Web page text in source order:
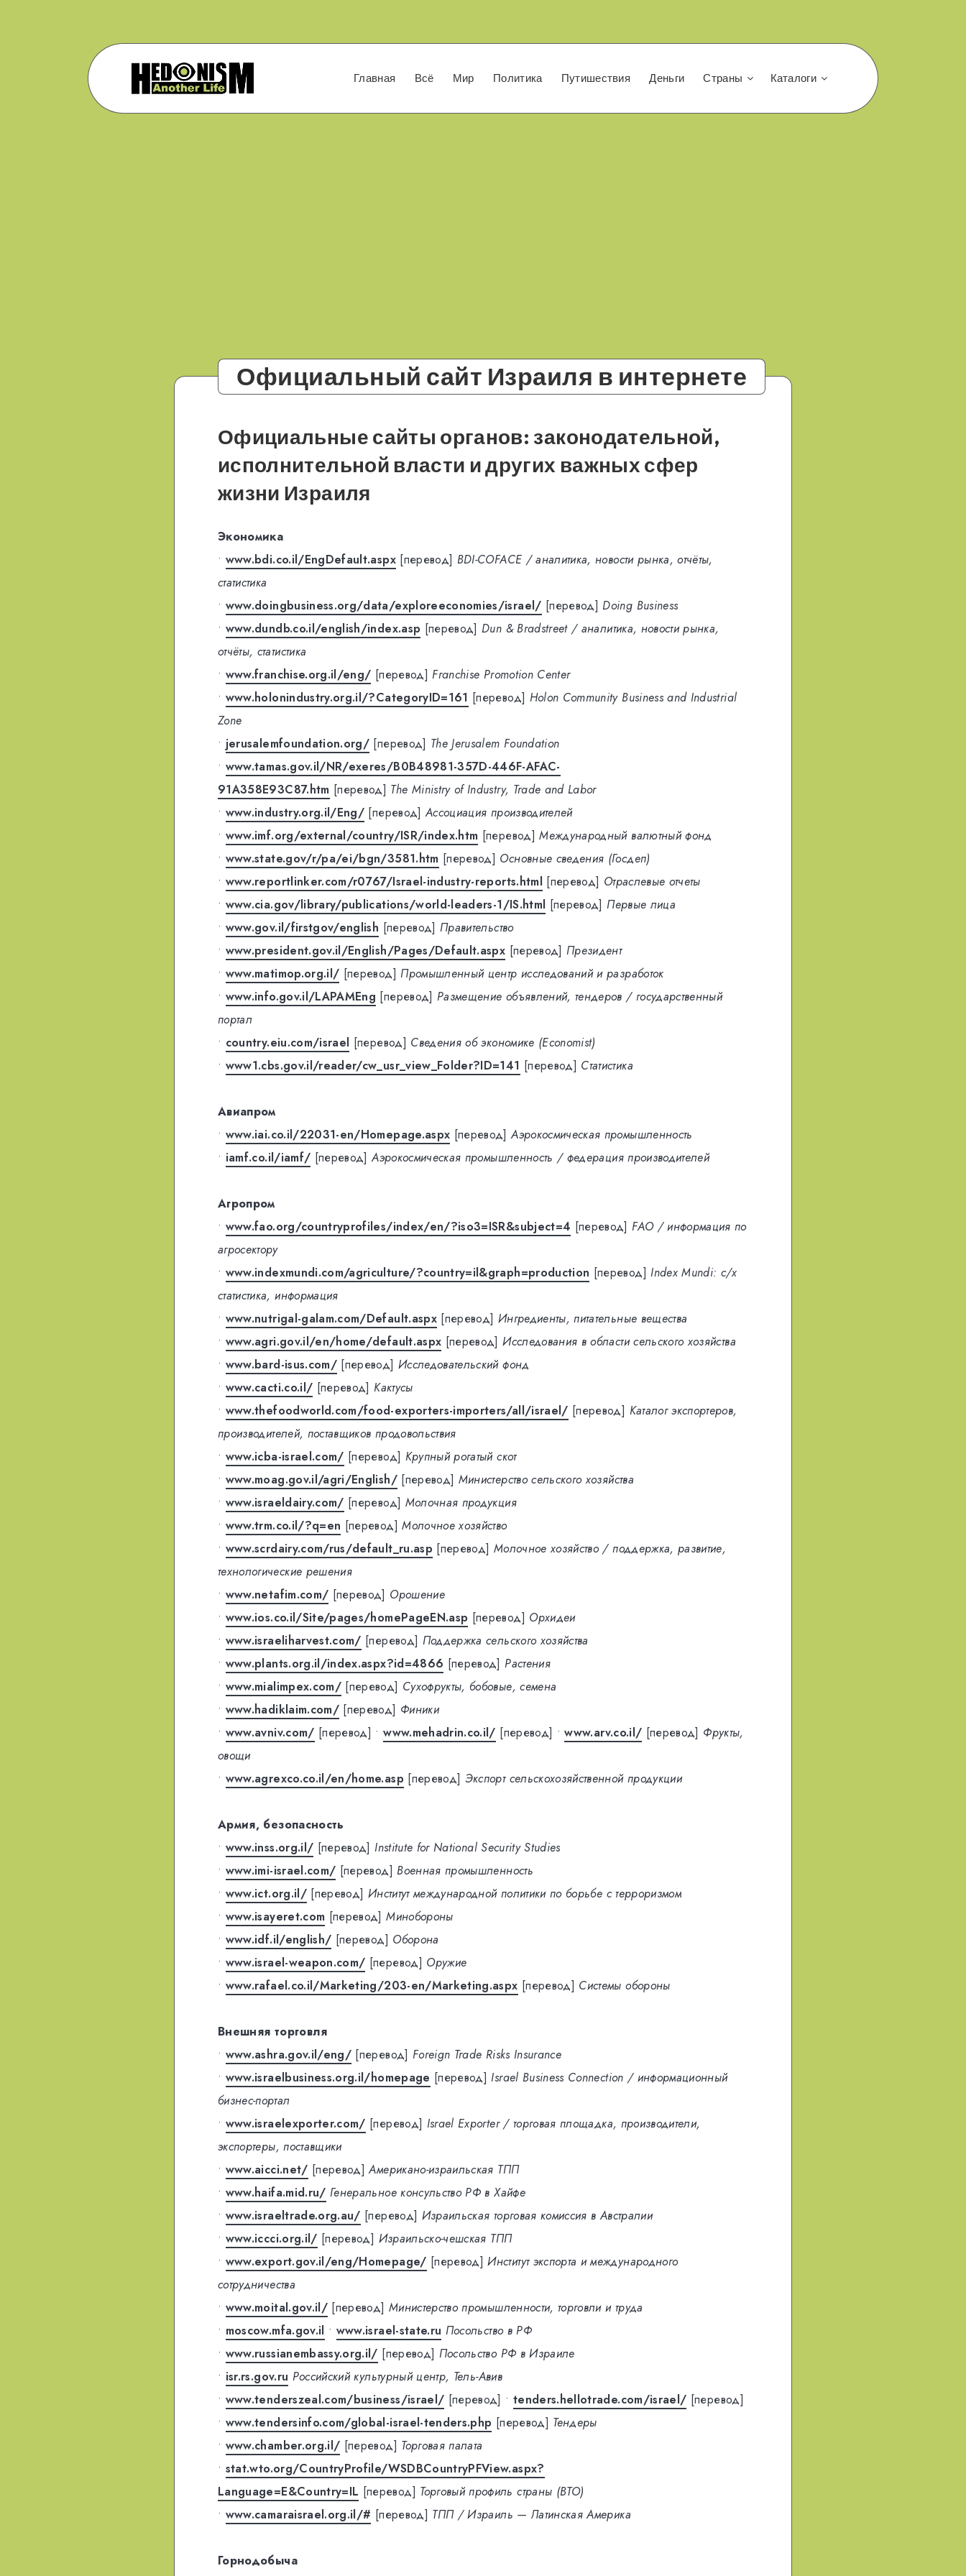
Главная Всё Мир Политика Путишествия Деньги Страны Каталоги
Официальный сайт Израиля в интернете
Официальные сайты органов: законодательной,
исполнительной власти и других важных сфер
жизни Израиля
Экономика
• www.bdi.co.il/EngDefault.aspx [перевод] BDI-COFACE / аналитика, новости рынка, отчёты,
статистика
• www.doingbusiness.org/data/exploreeconomies/israel/ [перевод] Doing Business
• www.dundb.co.il/english/index.asp [перевод] Dun & Bradstreet / аналитика, новости рынка,
отчёты, статистика
• www.franchise.org.il/eng/ [перевод] Franchise Promotion Center
• www.holonindustry.org.il/?CategoryID=161 [перевод] Holon Community Business and Industrial
Zone
• jerusalemfoundation.org/ [перевод] The Jerusalem Foundation
• www.tamas.gov.il/NR/exeres/B0B48981-357D-446F-AFAC-
91A358E93C87.htm [перевод] The Ministry of Industry, Trade and Labor
• www.industry.org.il/Eng/ [перевод] Ассоциация производителей
• www.imf.org/external/country/ISR/index.htm [перевод] Международный валютный фонд
• www.state.gov/r/pa/ei/bgn/3581.htm [перевод] Основные сведения (Госдеп)
• www.reportlinker.com/r0767/Israel-industry-reports.html [перевод] Отраслевые отчеты
• www.cia.gov/library/publications/world-leaders-1/IS.html [перевод] Первые лица
• www.gov.il/firstgov/english [перевод] Правительство
• www.president.gov.il/English/Pages/Default.aspx [перевод] Президент
• www.matimop.org.il/ [перевод] Промышленный центр исследований и разработок
• www.info.gov.il/LAPAMEng [перевод] Размещение объявлений, тендеров / государственный
портал
• country.eiu.com/israel [перевод] Сведения об экономике (Economist)
• www1.cbs.gov.il/reader/cw_usr_view_Folder?ID=141 [перевод] Статистика
Авиапром
• www.iai.co.il/22031-en/Homepage.aspx [перевод] Аэрокосмическая промышленность
• iamf.co.il/iamf/ [перевод] Аэрокосмическая промышленность / федерация производителей
Агропром
• www.fao.org/countryprofiles/index/en/?iso3=ISR&subject=4 [перевод] FAO / информация по
агросектору
• www.indexmundi.com/agriculture/?country=il&graph=production [перевод] Index Mundi: с/х
статистика, информация
• www.nutrigal-galam.com/Default.aspx [перевод] Ингредиенты, питательные вещества
• www.agri.gov.il/en/home/default.aspx [перевод] Исследования в области сельского хозяйства
• www.bard-isus.com/ [перевод] Исследовательский фонд
• www.cacti.co.il/ [перевод] Кактусы
• www.thefoodworld.com/food-exporters-importers/all/israel/ [перевод] Каталог экспортеров,
производителей, поставщиков продовольствия
• www.icba-israel.com/ [перевод] Крупный рогатый скот
• www.moag.gov.il/agri/English/ [перевод] Министерство сельского хозяйства
• www.israeldairy.com/ [перевод] Молочная продукция
• www.trm.co.il/?q=en [перевод] Молочное хозяйство
• www.scrdairy.com/rus/default_ru.asp [перевод] Молочное хозяйство / поддержка, развитие,
технологические решения
• www.netafim.com/ [перевод] Орошение
• www.ios.co.il/Site/pages/homePageEN.asp [перевод] Орхидеи
• www.israeliharvest.com/ [перевод] Поддержка сельского хозяйства
• www.plants.org.il/index.aspx?id=4866 [перевод] Растения
• www.mialimpex.com/ [перевод] Сухофрукты, бобовые, семена
• www.hadiklaim.com/ [перевод] Финики
• www.avniv.com/ [перевод] •www.mehadrin.co.il/ [перевод] •www.arv.co.il/ [перевод] Фрукты,
овощи
• www.agrexco.co.il/en/home.asp [перевод] Экспорт сельскохозяйственной продукции
Армия, безопасность
• www.inss.org.il/ [перевод] Institute for National Security Studies
• www.imi-israel.com/ [перевод] Военная промышленность
• www.ict.org.il/ [перевод] Институт международной политики по борьбе с терроризмом
• www.isayeret.com [перевод] Минобороны
• www.idf.il/english/ [перевод] Оборона
• www.israel-weapon.com/ [перевод] Оружие
• www.rafael.co.il/Marketing/203-en/Marketing.aspx [перевод] Системы обороны
Внешняя торговля
• www.ashra.gov.il/eng/ [перевод] Foreign Trade Risks Insurance
• www.israelbusiness.org.il/homepage [перевод] Israel Business Connection / информационный
бизнес-портал
• www.israelexporter.com/ [перевод] Israel Exporter / торговая площадка, производители,
экспортеры, поставщики
• www.aicci.net/ [перевод] Американо-израильская ТПП
• www.haifa.mid.ru/ Генеральное консульство РФ в Хайфе
• www.israeltrade.org.au/ [перевод] Израильская торговая комиссия в Австралии
• www.iccci.org.il/ [перевод] Израильско-чешская ТПП
• www.export.gov.il/eng/Homepage/ [перевод] Институт экспорта и международного
сотрудничества
• www.moital.gov.il/ [перевод] Министерство промышленности, торговли и труда
• moscow.mfa.gov.il • www.israel-state.ru Посольство в РФ
• www.russianembassy.org.il/ [перевод] Посольство РФ в Израиле
• isr.rs.gov.ru Российский культурный центр, Тель-Авив
• www.tenderszeal.com/business/israel/ [перевод] • tenders.hellotrade.com/israel/ [перевод]
• www.tendersinfo.com/global-israel-tenders.php [перевод] Тендеры
• www.chamber.org.il/ [перевод] Торговая палата
• stat.wto.org/CountryProfile/WSDBCountryPFView.aspx?
Language=E&Country=IL [перевод] Торговый профиль страны (ВТО)
• www.camaraisrael.org.il/# [перевод] ТПП / Израиль — Латинская Америка
Горнодобыча